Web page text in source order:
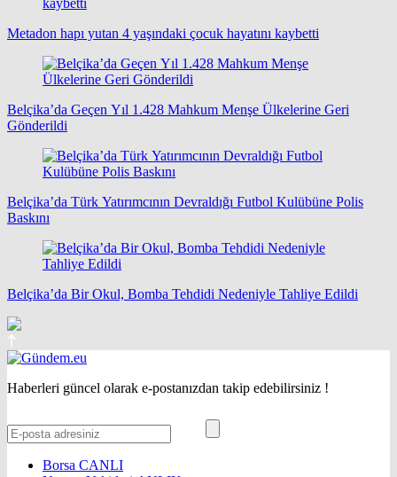
Metadon hapı yutan 4 yaşındaki çocuk hayatını kaybetti
Belçika’da Geçen Yıl 1.428 Mahkum Menşe Ülkelerine Geri
Gönderildi
Belçika’da Türk Yatırımcının Devraldığı Futbol Kulübüne Polis
Baskını
Belçika’da Bir Okul, Bomba Tehdidi Nedeniyle Tahliye Edildi
Haberleri güncel olarak e-postanızdan takip edebilirsiniz !
Borsa CANLI